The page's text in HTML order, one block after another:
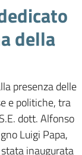
della
presenza delle
e politiche, tra
dott. Alfonso
Luigi Papa,
inaugurata